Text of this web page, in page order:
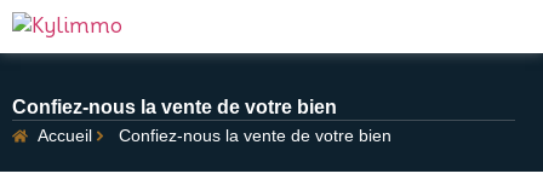
Confiez-nous la vente de votre bien
Accueil Confiez-nous la vente de votre bien